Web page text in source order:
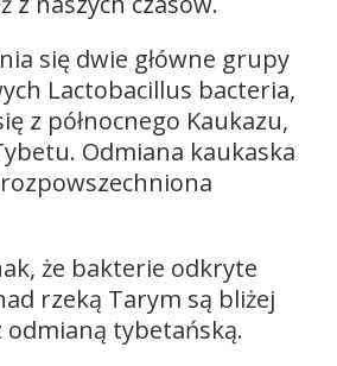
się dwie główne grupy
Lactobacillus bacteria,
z północnego Kaukazu,
Odmiana kaukaska
że bakterie odkryte
rzeką Tarym są bliżej
tybetańską.